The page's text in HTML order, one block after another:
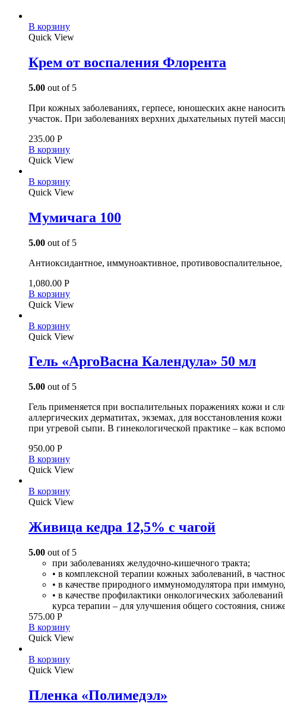
В корзину
Quick View
Крем от воспаления Флорента
5.00 out of 5
При кожных заболеваниях, герпесе, юношеских акне
участок. При заболеваниях верхних дыхательных путей
235.00 Р
В корзину
Quick View
В корзину
Quick View
Мумичага 100
5.00 out of 5
Антиоксидантное, иммуноактивное,
1,080.00 Р
В корзину
Quick View
В корзину
Quick View
Гель «АргоВасна Календула» 50 мл
5.00 out of 5
Гель применяется при воспалительных поражениях кожи и
аллергических дерматитах, экземах, для восстановления
при угревой сыпи. В гинекологической практике – как
950.00 Р
В корзину
Quick View
В корзину
Quick View
Живица кедра 12,5% с чагой
5.00 out of 5
при заболеваниях желудочно-кишечного тракта;
• в комплексной терапии кожных заболеваний, в
• в качестве природного иммуномодулятора при
• в качестве профилактики онкологических
курса терапии – для улучшения общего состояния,
575.00 Р
В корзину
Quick View
В корзину
Quick View
Пленка «Полимедэл»